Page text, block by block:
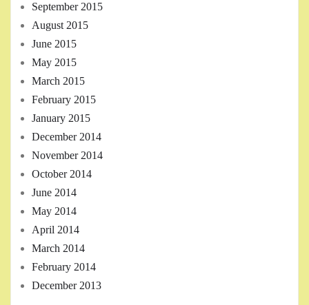
September 2015
August 2015
June 2015
May 2015
March 2015
February 2015
January 2015
December 2014
November 2014
October 2014
June 2014
May 2014
April 2014
March 2014
February 2014
December 2013